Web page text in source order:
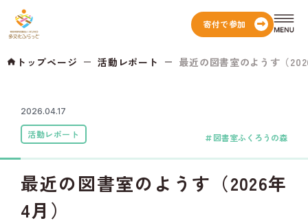
寄付で参加
トップページ 活動レポート 最近の図書室のようす（
2026.04.17
活動レポート 図書室ふくろうの森
最近の図書室のようす（2026年
4月）